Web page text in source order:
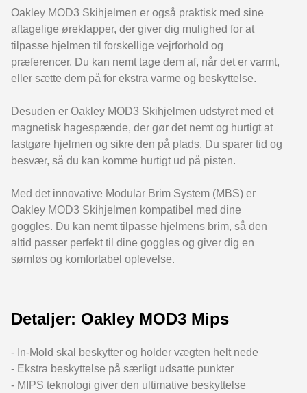
Oakley MOD3 Skihjelmen er også praktisk med sine
aftagelige øreklapper, der giver dig mulighed for at
tilpasse hjelmen til forskellige vejrforhold og
præferencer. Du kan nemt tage dem af, når det er varmt,
eller sætte dem på for ekstra varme og beskyttelse.
Desuden er Oakley MOD3 Skihjelmen udstyret med et
magnetisk hagespænde, der gør det nemt og hurtigt at
fastgøre hjelmen og sikre den på plads. Du sparer tid og
besvær, så du kan komme hurtigt ud på pisten.
Med det innovative Modular Brim System (MBS) er
Oakley MOD3 Skihjelmen kompatibel med dine
goggles. Du kan nemt tilpasse hjelmens brim, så den
altid passer perfekt til dine goggles og giver dig en
sømløs og komfortabel oplevelse.
Detaljer: Oakley MOD3 Mips
- In-Mold skal beskytter og holder vægten helt nede
- Ekstra beskyttelse på særligt udsatte punkter
- MIPS teknologi giver den ultimative beskyttelse